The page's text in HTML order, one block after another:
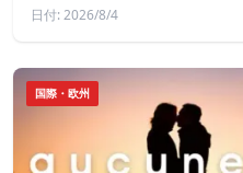
日付: 2026/8/4
国際・欧州